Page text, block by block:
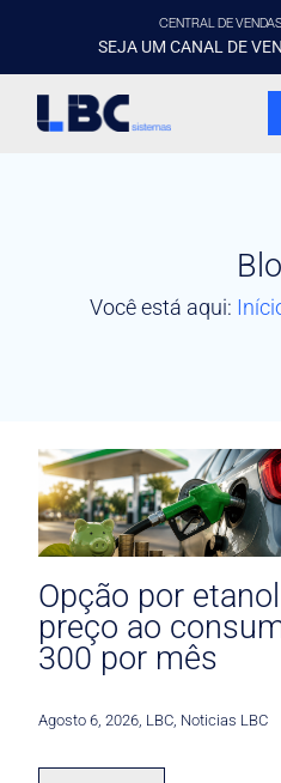
CENTRAL DE
SEJA UM CANAL DE
Você está aqui:
Opção por
preço ao
300 por mês
Agosto 6, 2026 LBC Noticias LBC